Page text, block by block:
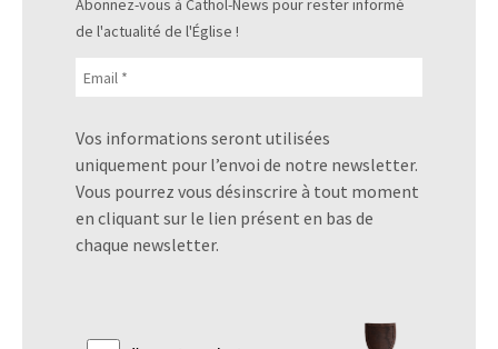
Abonnez-vous à Cathol-News pour rester informé
de l'actualité de l'Église !
Vos informations seront utilisées
uniquement pour l’envoi de notre newsletter.
Vous pourrez vous désinscrire à tout moment
en cliquant sur le lien présent en bas de
chaque newsletter.